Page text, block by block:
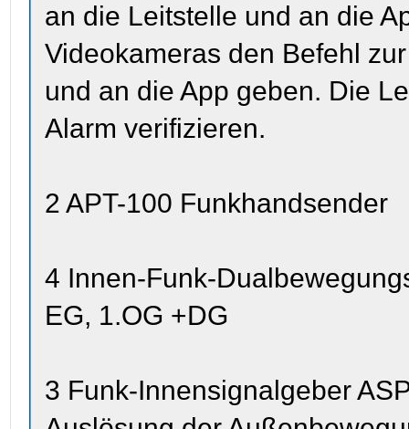
an die Leitstelle und an die
Videokameras den Befehl
und an die App geben. Die
Alarm verifizieren.
2 APT-100 Funkhandsender
4 Innen-Funk-
EG, 1.OG +DG
3 Funk-Innensignalgeber